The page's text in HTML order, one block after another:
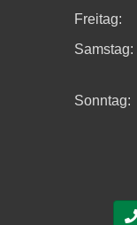
Freitag:
Samstag:
Sonntag: